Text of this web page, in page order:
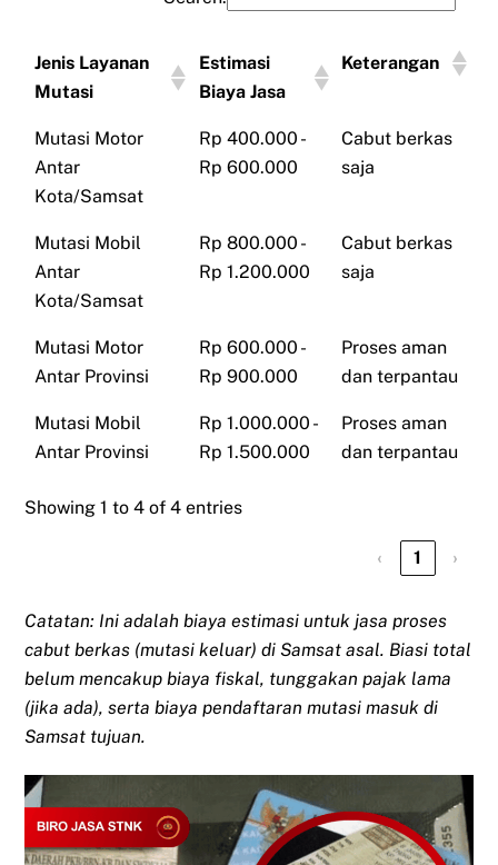
Jenis Layanan
Mutasi
Estimasi
Biaya Jasa
Keterangan
Mutasi Motor
Antar
Kota/Samsat
Rp 400.000 -
Rp 600.000
Cabut berkas
saja
Mutasi Mobil
Antar
Kota/Samsat
Rp 800.000 -
Rp 1.200.000
Cabut berkas
saja
Mutasi Motor
Antar Provinsi
Rp 600.000 -
Rp 900.000
Proses aman
dan terpantau
Mutasi Mobil
Antar Provinsi
Rp 1.000.000 -
Rp 1.500.000
Proses aman
dan terpantau
Showing 1 to 4 of 4 entries
‹ 1 ›
Catatan: Ini adalah biaya estimasi untuk jasa proses
cabut berkas (mutasi keluar) di Samsat asal. Biasi total
belum mencakup biaya fiskal, tunggakan pajak lama
(jika ada), serta biaya pendaftaran mutasi masuk di
Samsat tujuan.